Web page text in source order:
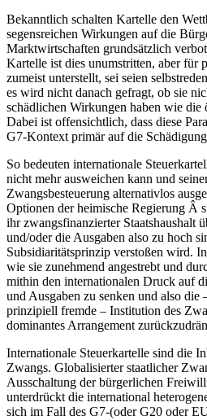
Bekanntlich schalten Kartelle den
segensreichen Wirkungen auf die
Marktwirtschaften grundsätzlich
Kartelle ist dies unumstritten, aber für
zumeist unterstellt, sei seien
es wird nicht danach gefragt, ob sie
schädlichen Wirkungen haben wie die
Dabei ist offensichtlich, dass diese
G7-Kontext primär auf die
So bedeuten internationale
nicht mehr ausweichen kann und
Zwangsbesteuerung alternativlos
Optionen der heimische Regierung Â
ihr zwangsfinanzierter Staatshaushalt
und/oder die Ausgaben also zu hoch
Subsidiaritätsprinzip verstoßen wird.
wie sie zunehmend angestrebt und
mithin den internationalen Druck auf
und Ausgaben zu senken und also
prinzipiell fremde – Institution des
dominantes Arrangement
Internationale Steuerkartelle sind die
Zwangs. Globalisierter staatlicher
Ausschaltung der bürgerlichen
unterdrückt die international
sich im Fall des G7-(oder G20 oder